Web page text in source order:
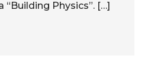
“Building Physics”. […]